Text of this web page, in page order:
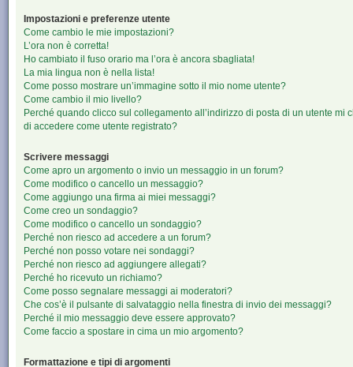
Impostazioni e preferenze utente
Come cambio le mie impostazioni?
L’ora non è corretta!
Ho cambiato il fuso orario ma l’ora è ancora sbagliata!
La mia lingua non è nella lista!
Come posso mostrare un’immagine sotto il mio nome utente?
Come cambio il mio livello?
Perché quando clicco sul collegamento all’indirizzo di posta di un utente mi
di accedere come utente registrato?
Scrivere messaggi
Come apro un argomento o invio un messaggio in un forum?
Come modifico o cancello un messaggio?
Come aggiungo una firma ai miei messaggi?
Come creo un sondaggio?
Come modifico o cancello un sondaggio?
Perché non riesco ad accedere a un forum?
Perché non posso votare nei sondaggi?
Perché non riesco ad aggiungere allegati?
Perché ho ricevuto un richiamo?
Come posso segnalare messaggi ai moderatori?
Che cos’è il pulsante di salvataggio nella finestra di invio dei messaggi?
Perché il mio messaggio deve essere approvato?
Come faccio a spostare in cima un mio argomento?
Formattazione e tipi di argomenti